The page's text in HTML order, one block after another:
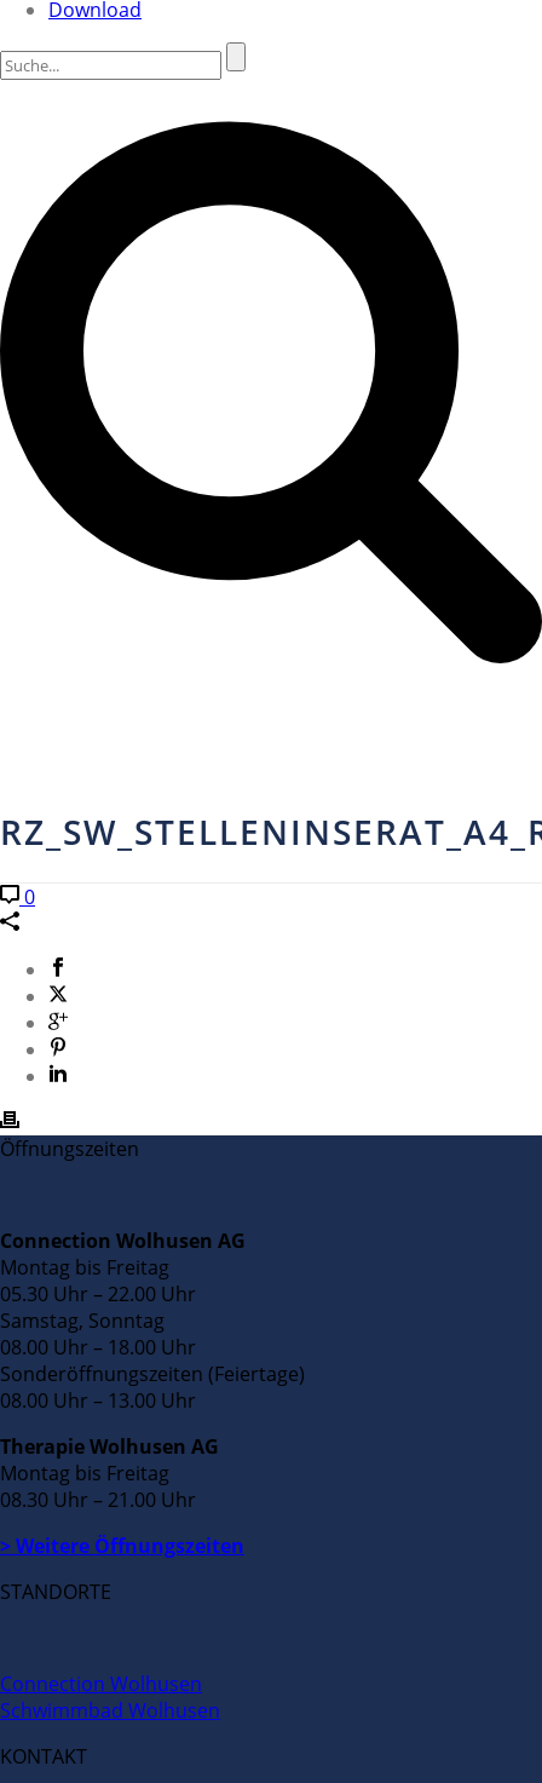
Download
0
Öffnungszeiten
Connection Wolhusen AG
Montag bis Freitag
05.30 Uhr – 22.00 Uhr
Samstag, Sonntag
08.00 Uhr – 18.00 Uhr
Sonderöffnungszeiten (Feiertage)
08.00 Uhr – 13.00 Uhr
Therapie Wolhusen AG
Montag bis Freitag
08.30 Uhr – 21.00 Uhr
> Weitere Öffnungszeiten
STANDORTE
Connection Wolhusen
Schwimmbad Wolhusen
KONTAKT